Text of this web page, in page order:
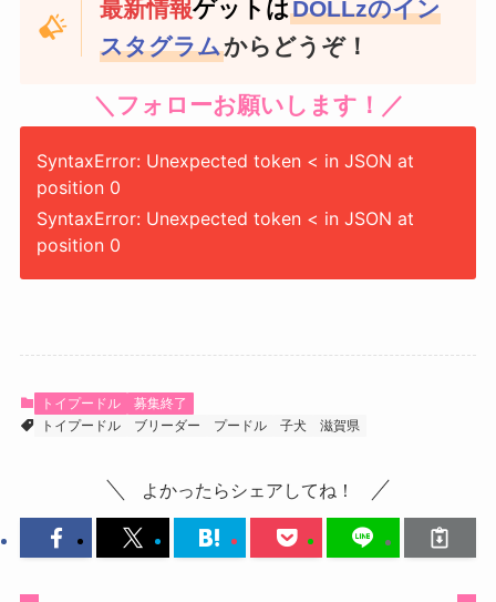
最新情報ゲットはDOLLzのイン
スタグラムからどうぞ！
＼フォローお願いします！／
SyntaxError: Unexpected token < in JSON at
position 0
SyntaxError: Unexpected token < in JSON at
position 0
トイプードル
募集終了
トイプードル
ブリーダー プードル 子犬 滋賀県
よかったらシェアしてね！